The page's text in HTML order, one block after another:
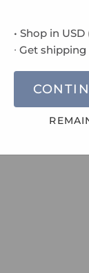
• Shop in USD
∙ Get